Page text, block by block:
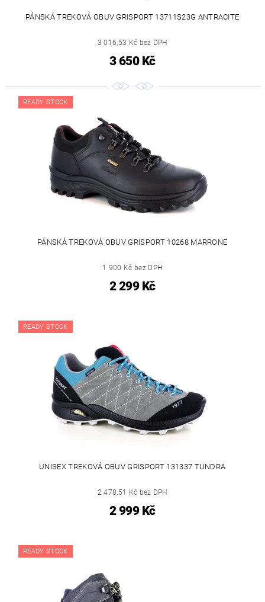
PÁNSKÁ TREKOVÁ OBUV GRISPORT 13711S23G ANTRACITE
3 016,53 Kč bez DPH
3 650 Kč
READY STOCK
PÁNSKÁ TREKOVÁ OBUV GRISPORT 10268 MARRONE
1 900 Kč bez DPH
2 299 Kč
READY STOCK
UNISEX TREKOVÁ OBUV GRISPORT 131337 TUNDRA
2 478,51 Kč bez DPH
2 999 Kč
READY STOCK